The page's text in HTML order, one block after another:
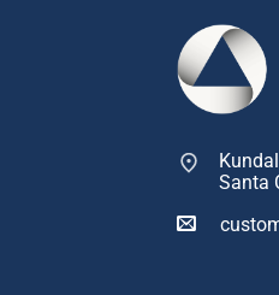
Santa